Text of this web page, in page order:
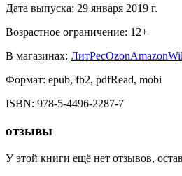
Дата выпуска: 29 января 2019 г.
Возрастное ограничение: 12+
В магазинах: ЛитРесOzonAmazon
Формат: epub, fb2, pdfRead, mobi
ISBN: 978-5-4496-2287-7
отзывы
У этой книги ещё нет отзывов,